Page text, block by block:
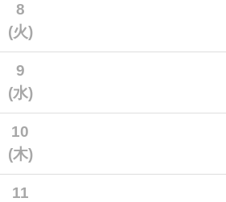
8
(火)
9
(水)
10
(木)
11